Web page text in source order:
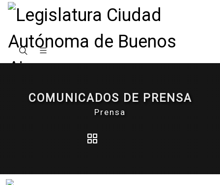
COMUNICADOS DE PRENSA
Prensa